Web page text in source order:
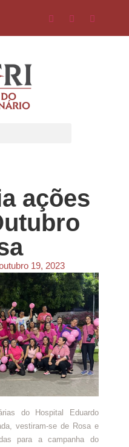
ações
19, 2023
do Hospital Eduardo
vestiram-se de Rosa e
para a campanha do